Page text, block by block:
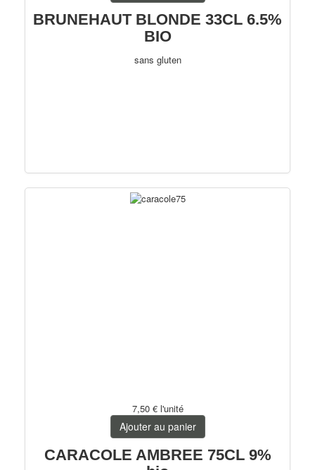
BRUNEHAUT BLONDE 33CL 6.5%
BIO
sans gluten
7,50 € l'unité
Ajouter au panier
CARACOLE AMBREE 75CL 9%